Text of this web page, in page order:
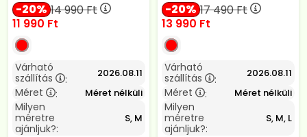
20 14 990Ft
11 990 Ft
Várható
szállítás
: 2026.08.11
Méret : Méret nélküli
Milyen
méretre
ajánljuk?:
S, M
20 17 490Ft
13 990 Ft
Várható
szállítás
: 2026.08.11
Méret : Méret nélküli
Milyen
méretre
ajánljuk?:
S, M, L